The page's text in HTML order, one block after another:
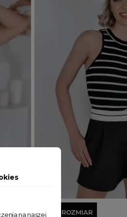
Dodaj do
JEDEN ROZMIAR
na naszej